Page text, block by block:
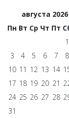
августа 2026
Пн Вт Ср Чт Пт
1
3
4 5 6 7 8
10 11 12 13 14
17 18 19 20 21
24 25 26 27 28
31